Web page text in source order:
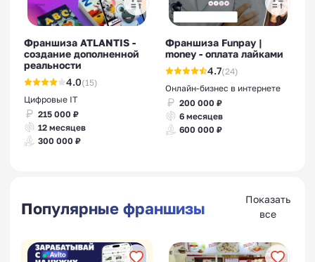
Франшиза ATLANTIS -
создание дополненной
реальности
4.0(15)
Цифровые IT
215 000 ₽
12 месяцев
300 000 ₽
Франшиза Funpay |
money - оплата лайками
4.7(24)
Онлайн-бизнес в интернете
200 000 ₽
6 месяцев
600 000 ₽
Популярные франшизы
Показать
все